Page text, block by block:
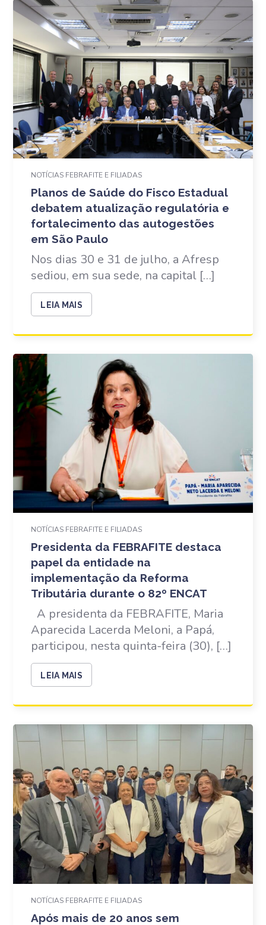
NOTÍCIAS FEBRAFITE E FILIADAS
Planos de Saúde do Fisco Estadual
debatem atualização regulatória e
fortalecimento das autogestões
em São Paulo
Nos dias 30 e 31 de julho, a Afresp
sediou, em sua sede, na capital […]
LEIA MAIS
NOTÍCIAS FEBRAFITE E FILIADAS
Presidenta da FEBRAFITE destaca
papel da entidade na
implementação da Reforma
Tributária durante o 82º ENCAT
A presidenta da FEBRAFITE, Maria
Aparecida Lacerda Meloni, a Papá,
participou, nesta quinta-feira (30), […]
LEIA MAIS
NOTÍCIAS FEBRAFITE E FILIADAS
Após mais de 20 anos sem